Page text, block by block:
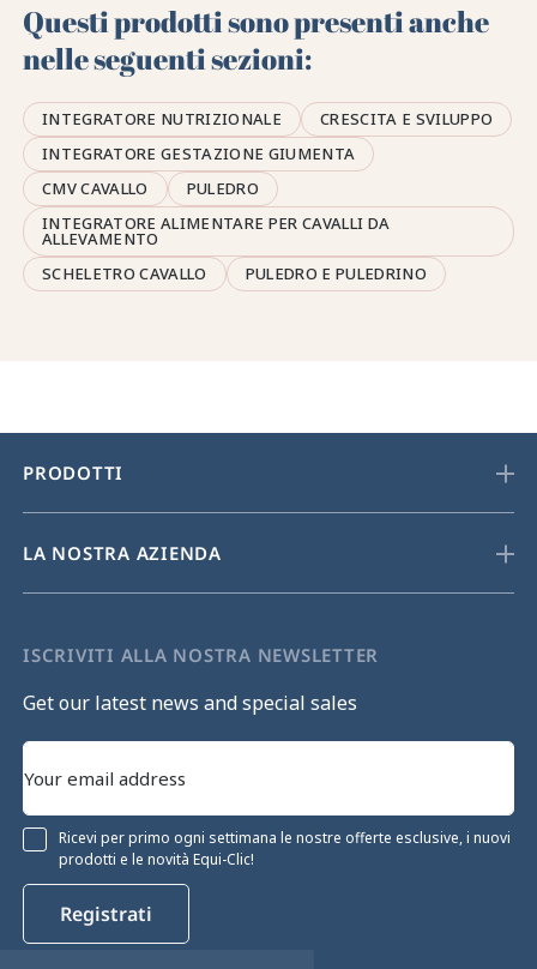
Questi prodotti sono presenti anche
nelle seguenti sezioni:
INTEGRATORE NUTRIZIONALE
CRESCITA E SVILUPPO
INTEGRATORE GESTAZIONE GIUMENTA
CMV CAVALLO
PULEDRO
INTEGRATORE ALIMENTARE PER CAVALLI DA
ALLEVAMENTO
SCHELETRO CAVALLO
PULEDRO E PULEDRINO
PRODOTTI
LA NOSTRA AZIENDA
ISCRIVITI ALLA NOSTRA NEWSLETTER
Get our latest news and special sales
Ricevi per primo ogni settimana le nostre offerte esclusive, i nuovi
prodotti e le novità Equi-Clic!
Registrati